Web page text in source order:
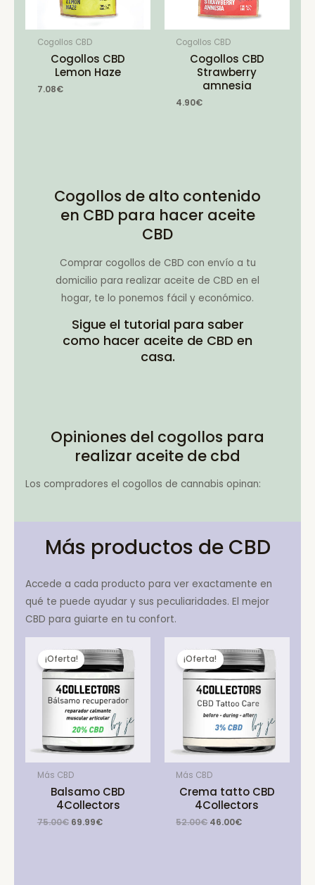
Cogollos CBD
Cogollos CBD
Lemon Haze
7.08€
Cogollos CBD
Cogollos CBD
Strawberry
amnesia
4.90€
Cogollos de alto contenido
en CBD para hacer aceite
CBD
Comprar cogollos de CBD con envío a tu
domicilio para realizar aceite de CBD en el
hogar, te lo ponemos fácil y económico.
Sigue el tutorial para saber
como hacer aceite de CBD en
casa.
Opiniones del cogollos para
realizar aceite de cbd
Los compradores el cogollos de cannabis opinan:
Más productos de CBD
Accede a cada producto para ver exactamente en
qué te puede ayudar y sus peculiaridades. El mejor
CBD para guiarte en tu confort.
¡Oferta!
Más CBD
Balsamo CBD
4Collectors
75.00€ Original
69.99€Current
¡Oferta!
Más CBD
Crema tatto CBD
4Collectors
52.00€ Original
46.00€Current